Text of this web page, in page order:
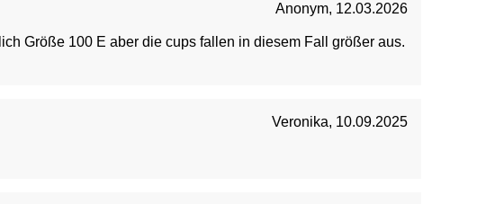
Anonym, 12.03.2026
Größe 100 E aber die cups fallen in diesem Fall größer aus.
Veronika, 10.09.2025